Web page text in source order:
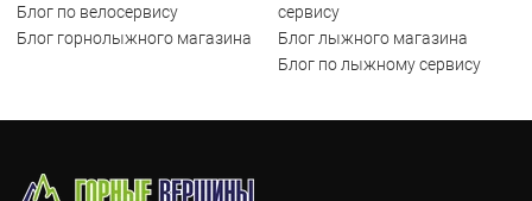
Блог по велосервису
Блог горнолыжного магазина
сервису
Блог лыжного магазина
Блог по лыжному сервису